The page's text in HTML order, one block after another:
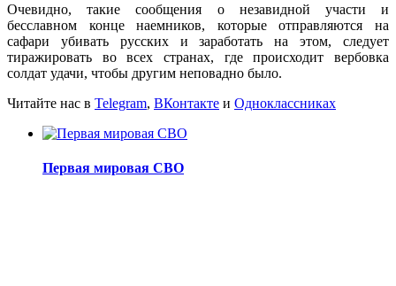
Очевидно, такие сообщения о незавидной участи и
бесславном конце наемников, которые отправляются на
сафари убивать русских и заработать на этом, следует
тиражировать во всех странах, где происходит вербовка
солдат удачи, чтобы другим неповадно было.
Читайте нас в Telegram, ВКонтакте и Одноклассниках
Первая мировая СВО